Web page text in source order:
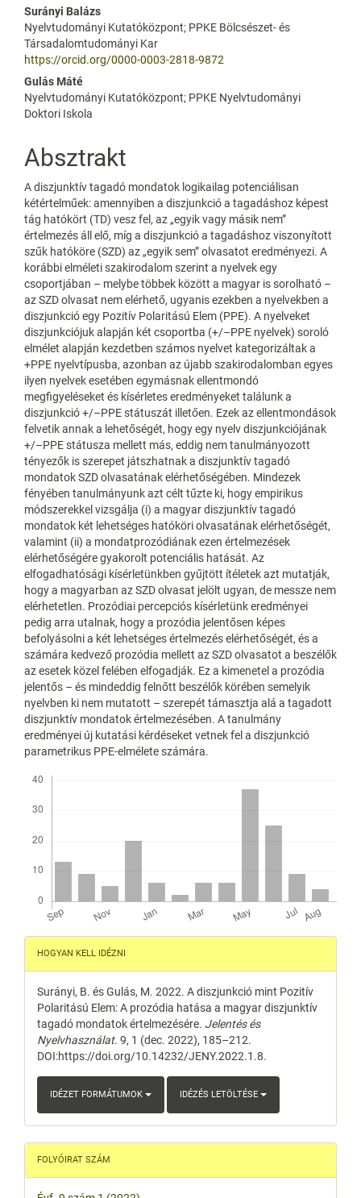
Main
Article
Content
Surányi Balázs
Nyelvtudományi Kutatóközpont; PPKE Bölcsészet- és
Társadalomtudományi Kar
https://orcid.org/0000-0003-2818-9872
Gulás Máté
Nyelvtudományi Kutatóközpont; PPKE Nyelvtudományi
Doktori Iskola
Absztrakt
A diszjunktív tagadó mondatok logikailag potenciálisan
kétértelműek: amennyiben a diszjunkció a tagadáshoz képest
tág hatókört (TD) vesz fel, az „egyik vagy másik nem”
értelmezés áll elő, míg a diszjunkció a tagadáshoz viszonyított
szűk hatóköre (SZD) az „egyik sem” olvasatot eredményezi. A
korábbi elméleti szakirodalom szerint a nyelvek egy
csoportjában – melybe többek között a magyar is sorolható –
az SZD olvasat nem elérhető, ugyanis ezekben a nyelvekben a
diszjunkció egy Pozitív Polaritású Elem (PPE). A nyelveket
diszjunkciójuk alapján két csoportba (+/–PPE nyelvek) soroló
elmélet alapján kezdetben számos nyelvet kategorizáltak a
+PPE nyelvtípusba, azonban az újabb szakirodalomban egyes
ilyen nyelvek esetében egymásnak ellentmondó
megfigyeléseket és kísérletes eredményeket találunk a
diszjunkció +/–PPE státuszát illetően. Ezek az ellentmondások
felvetik annak a lehetőségét, hogy egy nyelv diszjunkciójának
+/–PPE státusza mellett más, eddig nem tanulmányozott
tényezők is szerepet játszhatnak a diszjunktív tagadó
mondatok SZD olvasatának elérhetőségében. Mindezek
fényében tanulmányunk azt célt tűzte ki, hogy empirikus
módszerekkel vizsgálja (i) a magyar diszjunktív tagadó
mondatok két lehetséges hatóköri olvasatának elérhetőségét,
valamint (ii) a mondatprozódiának ezen értelmezések
elérhetőségére gyakorolt potenciális hatását. Az
elfogadhatósági kísérletünkben gyűjtött ítéletek azt mutatják,
hogy a magyarban az SZD olvasat jelölt ugyan, de messze nem
elérhetetlen. Prozódiai percepciós kísérletünk eredményei
pedig arra utalnak, hogy a prozódia jelentősen képes
befolyásolni a két lehetséges értelmezés elérhetőségét, és a
számára kedvező prozódia mellett az SZD olvasatot a beszélők
az esetek közel felében elfogadják. Ez a kimenetel a prozódia
jelentős – és mindeddig felnőtt beszélők körében semelyik
nyelvben ki nem mutatott – szerepét támasztja alá a tagadott
diszjunktív mondatok értelmezésében. A tanulmány
eredményei új kutatási kérdéseket vetnek fel a diszjunkció
parametrikus PPE-elmélete számára.
Article
Details
HOGYAN KELL IDÉZNI
Surányi, B. és Gulás, M. 2022. A diszjunkció mint Pozitív
Polaritású Elem: A prozódia hatása a magyar diszjunktív
tagadó mondatok értelmezésére. Jelentés és
Nyelvhasználat. 9, 1 (dec. 2022), 185–212.
DOI:https://doi.org/10.14232/JENY.2022.1.8.
IDÉZET FORMÁTUMOK IDÉZÉS LETÖLTÉSE
FOLYÓIRAT SZÁM